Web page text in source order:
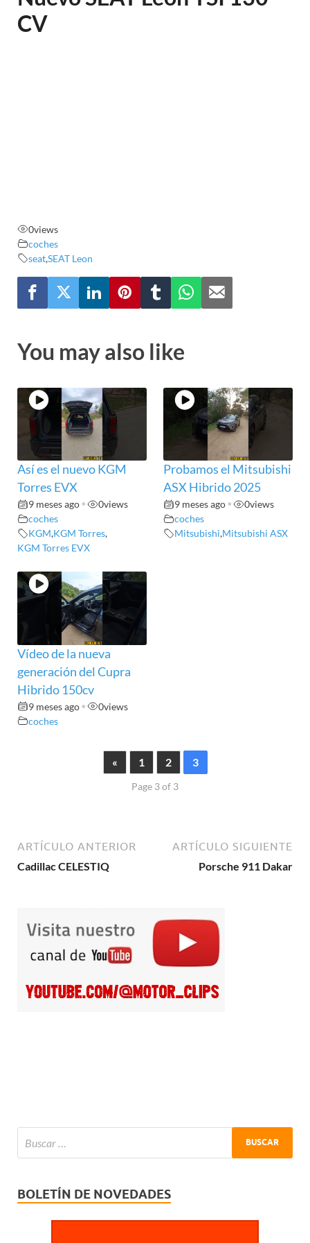
CV
0views
coches
seat,SEAT Leon
You may also like
Así es el nuevo KGM
Torres EVX
9 meses ago• 0views
coches
KGM,KGM Torres,
KGM Torres EVX
Probamos el Mitsubishi
ASX Hibrido 2025
9 meses ago• 0views
coches
Mitsubishi,Mitsubishi ASX
Vídeo de la nueva
generación del Cupra
Hibrido 150cv
9 meses ago• 0views
coches
« 1 2 3
Page 3 of 3
ARTÍCULO ANTERIOR
Cadillac CELESTIQ
ARTÍCULO SIGUIENTE
Porsche 911 Dakar
BOLETÍN DE NOVEDADES